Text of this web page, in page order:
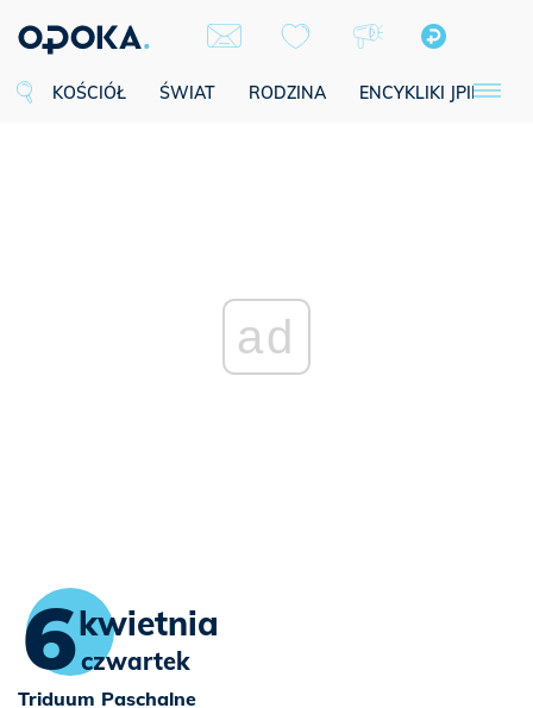
KOŚCIÓŁ ŚWIAT RODZINA ENCYKLIKI JPII
ad
6kwietnia
czwartek
Triduum Paschalne